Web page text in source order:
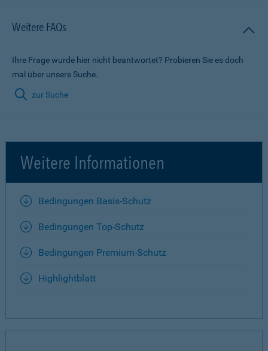
Weitere FAQs
Ihre Frage wurde hier nicht beantwortet? Probieren Sie es doch
mal über unsere Suche.
zur Suche
Weitere Informationen
Bedingungen Basis-Schutz
Bedingungen Top-Schutz
Bedingungen Premium-Schutz
Highlightblatt